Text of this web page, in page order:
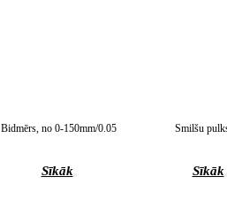
Bidmērs, no 0-150mm/0.05
Sīkāk
Smilšu
Sīkāk